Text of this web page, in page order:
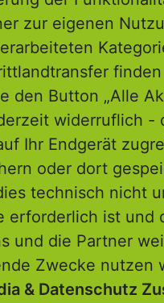
Kreis
wird mit
formuliert
Ministerium
bestätigt
in den
zur eigenen
den Button „Alle
widerruflich -
Ihr Endgerät
oder dort
technisch nicht
erforderlich ist und
und die Partner
Zwecke nutzen
& Datenschutz